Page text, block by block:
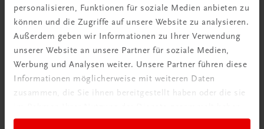
personalisieren, Funktionen für soziale Medien anbieten zu
können und die Zugriffe auf unsere Website zu analysieren.
Außerdem geben wir Informationen zu Ihrer Verwendung
unserer Website an unsere Partner für soziale Medien,
Werbung und Analysen weiter. Unsere Partner führen diese
Informationen möglicherweise mit weiteren Daten
zusammen, die Sie ihnen bereitgestellt haben oder die sie
Schon entdeckt?
Ratgeber Schulpraxis
Mehr dazu